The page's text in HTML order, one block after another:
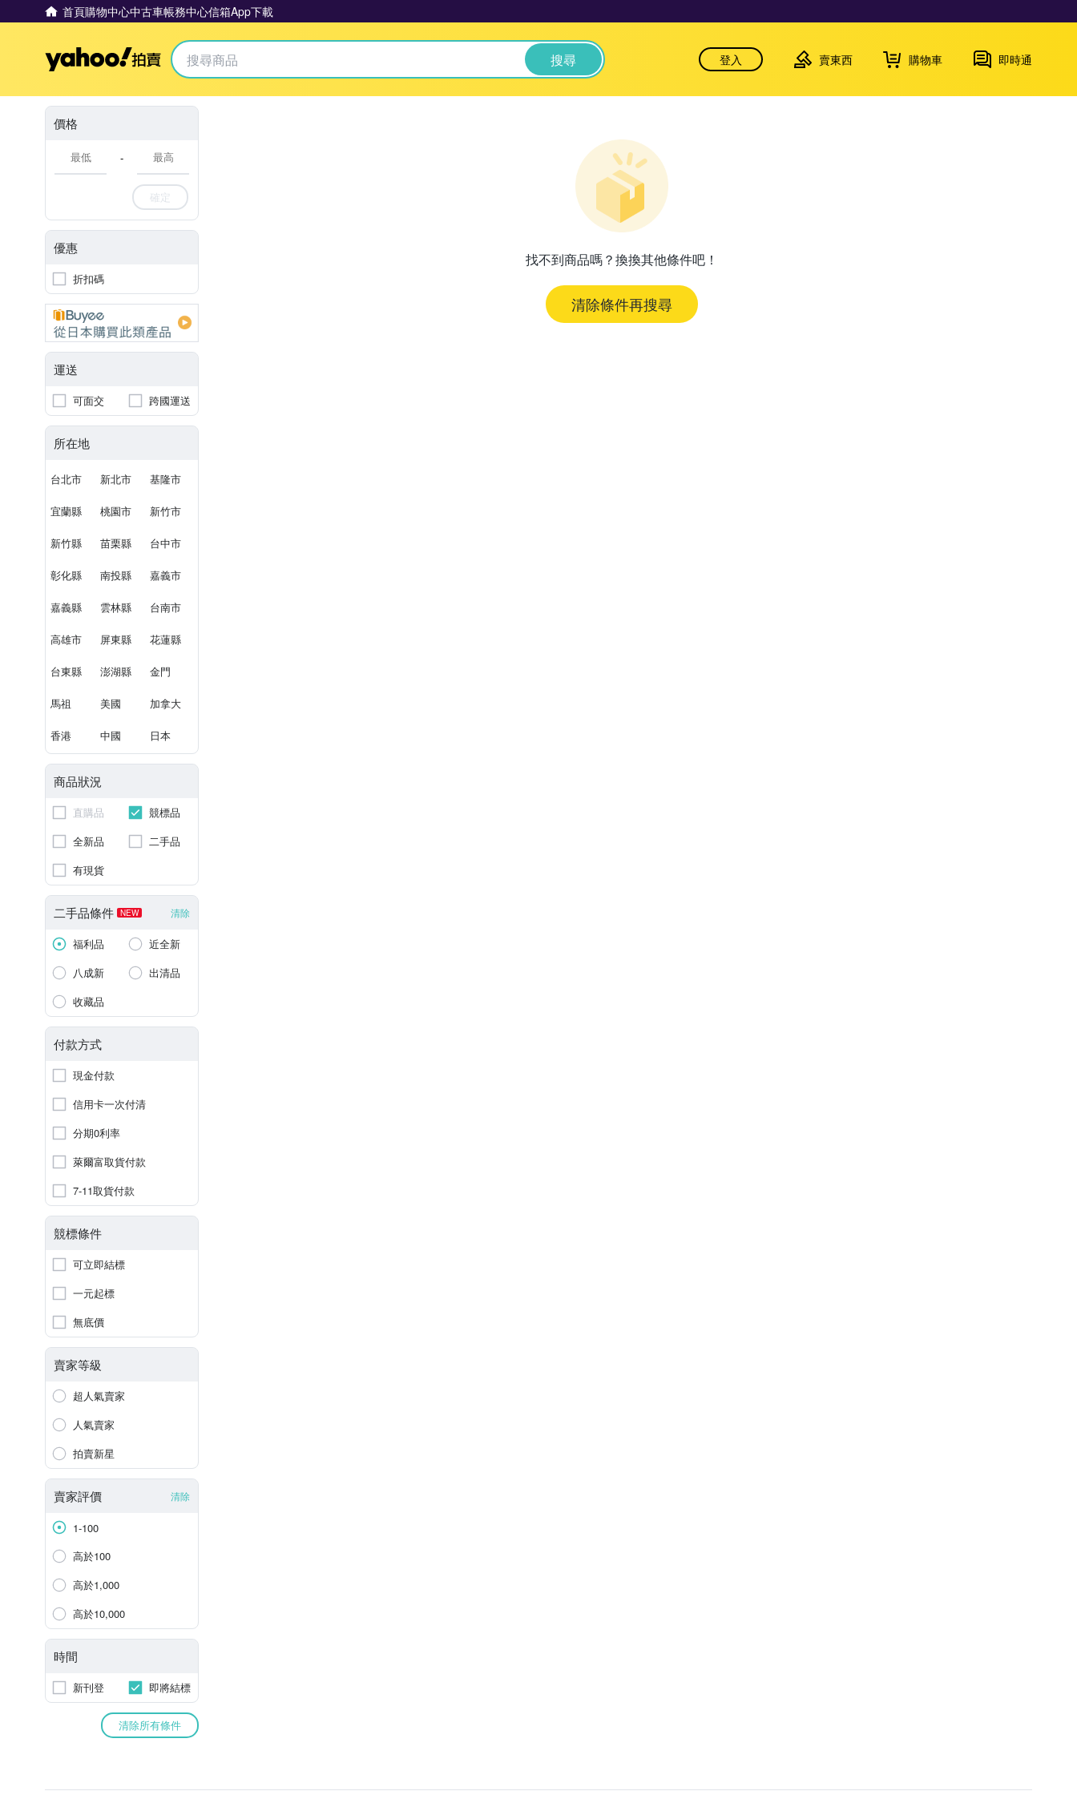
首頁購物中心中古車帳務中心信箱App下載
Yahoo拍賣 搜尋 登入 賣東西 購物車 即時通
價格
-
確定
優惠
折扣碼
運送
可面交 跨國運送
所在地
台北市 新北市 基隆市
宜蘭縣 桃園市 新竹市
新竹縣 苗栗縣 台中市
彰化縣 南投縣 嘉義市
嘉義縣 雲林縣 台南市
高雄市 屏東縣 花蓮縣
台東縣 澎湖縣 金門
馬祖 美國 加拿大
香港 中國 日本
商品狀況
直購品
競標品
全新品
二手品
有現貨
二手品條件 NEW 清除
福利品
近全新
八成新
出清品
收藏品
付款方式
現金付款
信用卡一次付清
分期0利率
萊爾富取貨付款
7-11取貨付款
競標條件
可立即結標
一元起標
無底價
賣家等級
超人氣賣家
人氣賣家
拍賣新星
賣家評價 清除
1-100
高於100
高於1,000
高於10,000
時間
新刊登 即將結標
清除所有條件
找不到商品嗎？換換其他條件吧！
清除條件再搜尋